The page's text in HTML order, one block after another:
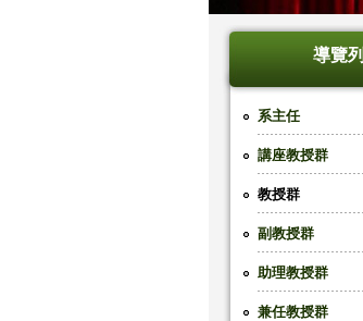
導覽列
系主任
講座教授群
教授群
副教授群
助理教授群
兼任教授群